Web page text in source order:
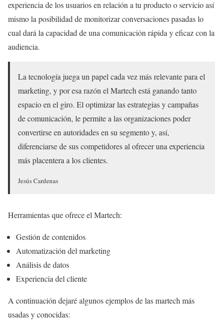
experiencia de los usuarios en relación a tu producto o servicio así
mismo la posibilidad de monitorizar conversaciones pasadas lo
cual dará la capacidad de una comunicación rápida y eficaz con la
audiencia.
La tecnología juega un papel cada vez más relevante para el
marketing, y por esa razón el Martech está ganando tanto
espacio en el giro. El optimizar las estrategias y campañas
de comunicación, le permite a las organizaciones poder
convertirse en autoridades en su segmento y, así,
diferenciarse de sus competidores al ofrecer una experiencia
más placentera a los clientes.
Jesús Cardenas
Herramientas que ofrece el Martech:
Gestión de contenidos
Automatización del marketing
Análisis de datos
Experiencia del cliente
A continuación dejaré algunos ejemplos de las martech más
usadas y conocidas: